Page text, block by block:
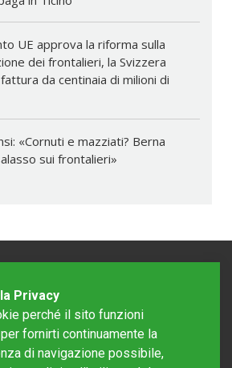
UE approva la riforma sulla
dei frontalieri, la Svizzera
da centinaia di milioni di
«Cornuti e mazziati? Berna
sui frontalieri»
Privacy
perché il sito funzioni
fornirti continuamente la
di navigazione possibile,